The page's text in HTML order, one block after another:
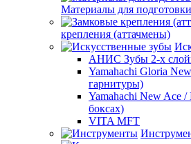
Материалы для
крепления (аттачмены)
АНИС Зубы 2-х
Yamahachi Gloria
гарнитуры)
Yamahachi New Ace
боксах)
VITA MFT